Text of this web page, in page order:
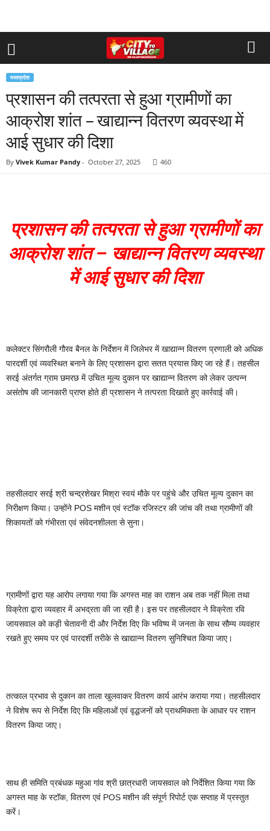
मध्यप्रदेश
प्रशासन की तत्परता से हुआ ग्रामीणों का
आक्रोश शांत – खाद्यान्न वितरण व्यवस्था में
आई सुधार की दिशा
By Vivek Kumar Pandy - October 27, 2025 460
प्रशासन की तत्परता से हुआ ग्रामीणों का
आक्रोश शांत – खाद्यान्न वितरण व्यवस्था
में आई सुधार की दिशा
कलेक्टर सिंगरौली गौरव बैनल के निर्देशन में जिलेभर में खाद्यान्न वितरण प्रणाली को अधिक
पारदर्शी एवं व्यवस्थित बनाने के लिए प्रशासन द्वारा सतत प्रयास किए जा रहे हैं। तहसील
सरई अंतर्गत ग्राम छमरछ में उचित मूल्य दुकान पर खाद्यान्न वितरण को लेकर उत्पन्न
असंतोष की जानकारी प्राप्त होते ही प्रशासन ने तत्परता दिखाते हुए कार्रवाई की।
तहसीलदार सरई श्री चन्द्रशेखर मिश्रा स्वयं मौके पर पहुंचे और उचित मूल्य दुकान का
निरीक्षण किया। उन्होंने POS मशीन एवं स्टॉक रजिस्टर की जांच की तथा ग्रामीणों की
शिकायतों को गंभीरता एवं संवेदनशीलता से सुना।
ग्रामीणों द्वारा यह आरोप लगाया गया कि अगस्त माह का राशन अब तक नहीं मिला तथा
विक्रेता द्वारा व्यवहार में अभद्रता की जा रही है। इस पर तहसीलदार ने विक्रेता रवि
जायसवाल को कड़ी चेतावनी दी और निर्देश दिए कि भविष्य में जनता के साथ सौम्य व्यवहार
रखते हुए समय पर एवं पारदर्शी तरीके से खाद्यान्न वितरण सुनिश्चित किया जाए।
तत्काल प्रभाव से दुकान का ताला खुलवाकर वितरण कार्य आरंभ कराया गया। तहसीलदार
ने विशेष रूप से निर्देश दिए कि महिलाओं एवं वृद्धजनों को प्राथमिकता के आधार पर राशन
वितरण किया जाए।
साथ ही समिति प्रबंधक महुआ गांव श्री छात्रधारी जायसवाल को निर्देशित किया गया कि
अगस्त माह के स्टॉक, वितरण एवं POS मशीन की संपूर्ण रिपोर्ट एक सप्ताह में प्रस्तुत
करें।